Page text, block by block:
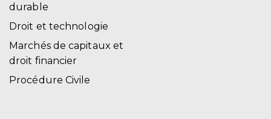
durable
Droit et technologie
Marchés de capitaux et
droit financier
Procédure Civile